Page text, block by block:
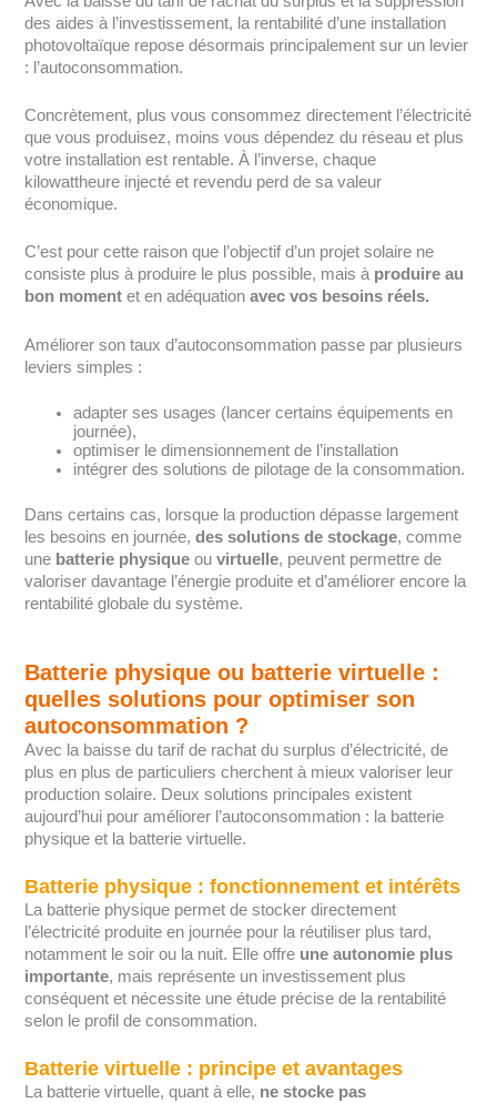
des aides à l’investissement, la rentabilité d’une installation
photovoltaïque repose désormais principalement sur un levier
: l’autoconsommation.
Concrètement, plus vous consommez directement l’électricité
que vous produisez, moins vous dépendez du réseau et plus
votre installation est rentable. À l’inverse, chaque
kilowattheure injecté et revendu perd de sa valeur
économique.
C’est pour cette raison que l’objectif d’un projet solaire ne
consiste plus à produire le plus possible, mais à produire au
bon moment et en adéquationavec vos besoins réels.
Améliorer son taux d’autoconsommation passe par plusieurs
leviers simples :
adapter ses usages (lancer certains équipements en
journée),
optimiser le dimensionnement de l’installation
intégrer des solutions de pilotage de la consommation.
Dans certains cas, lorsque la production dépasse largement
les besoins en journée,des solutions de stockage, comme
une batterie physiqueou virtuelle, peuvent permettre de
valoriser davantage l’énergie produite et d’améliorer encore la
rentabilité globale du système.
Batterie physique ou batterie virtuelle :
quelles solutions pour optimiser son
autoconsommation ?
Avec la baisse du tarif de rachat du surplus d’électricité, de
plus en plus de particuliers cherchent à mieux valoriser leur
production solaire. Deux solutions principales existent
aujourd’hui pour améliorer l’autoconsommation : la batterie
physique et la batterie virtuelle.
Batterie physique : fonctionnement et intérêts
La batterie physique permet de stocker directement
l’électricité produite en journée pour la réutiliser plus tard,
notamment le soir ou la nuit. Elle offre une autonomie plus
importante, mais représente un investissement plus
conséquent et nécessite une étude précise de la rentabilité
selon le profil de consommation.
Batterie virtuelle : principe et avantages
La batterie virtuelle, quant à elle, ne stocke pas